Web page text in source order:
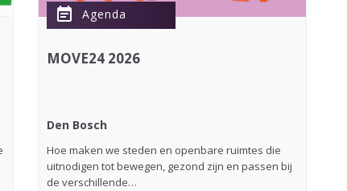
event_note Agenda
MOVE24 2026
Den Bosch
Hoe maken we steden en openbare ruimtes die
uitnodigen tot bewegen, gezond zijn en passen bij
de verschillende…